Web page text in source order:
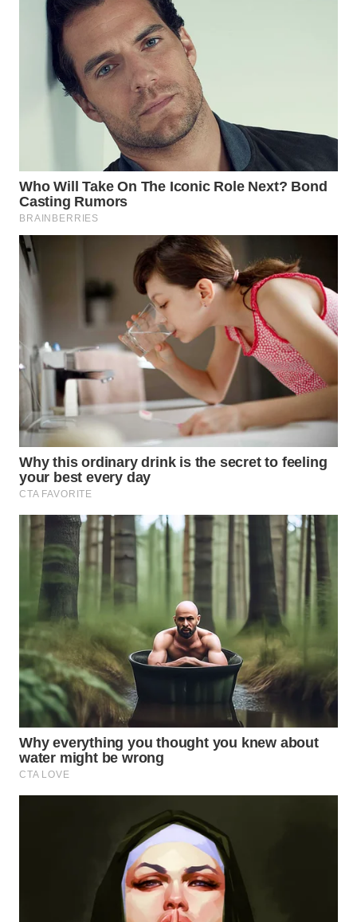
WN
LIKUPANG
WN
LABUANBAJO
BORNEO
Wahana
Media
Group
WAHANA
TANI
WAHANA
ADVOKAT
INFRASTRUKTUR
WAHANA
KONSUMEN
WAHANA
LISTRIK
WAHANA
WAHANA
TV
WAHANANEWS
ID